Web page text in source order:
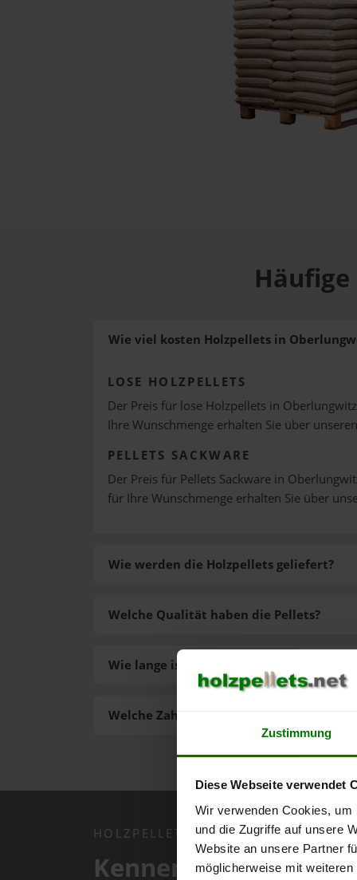
Zustimmung
Diese Webseite verwendet
Wir verwenden Cookies,
und die Zugriffe auf unsere
Website an unsere Partner
möglicherweise mit
Wie viel kosten Holzpellets in
LOSE HOLZPELLETS
Der Preis für lose Holzpellets in
Ihre Wunschmenge erhalten Sie über unseren
PELLETS SACKWARE
Der Preis für Pellets Sackware in
für Ihre Wunschmenge erhalten Sie über
Wie werden die Holzpellets geliefert?
Welche Zahlungsarten gibt es?
Welche Qualität haben die Pellets?
Wie lange ist die Lieferzeit der Pellets?
HOLZPELLETS.NET APP
Kennen Sie schon